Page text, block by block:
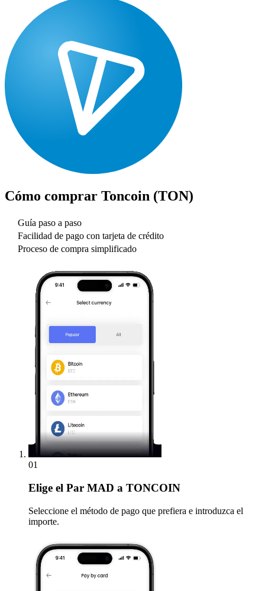
Cómo comprar Toncoin (TON)
Guía paso a paso
Facilidad de pago con tarjeta de crédito
Proceso de compra simplificado
01
Elige el Par MAD a TONCOIN
Seleccione el método de pago que prefiera e introduzca el
importe.